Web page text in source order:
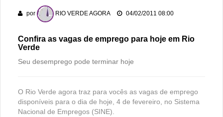
Associação Atlética Rioverdense disputará a Terceira Divisão
do Goiano em 2026
por RIO VERDE AGORA 04/02/2011 08:00
Confira as vagas de emprego para hoje em Rio
Verde
Seu desemprego pode terminar hoje
O Rio Verde agora traz para vocês as vagas de emprego
disponíveis para o dia de hoje, 4 de fevereiro, no Sistema
Nacional de Empregos (SINE).